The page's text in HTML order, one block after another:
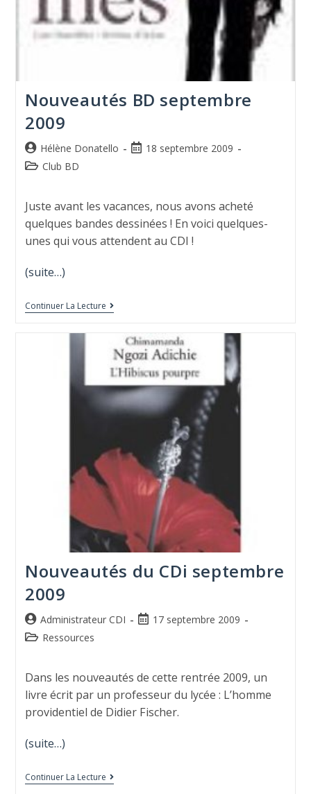
Nouveautés BD septembre
2009
Hélène Donatello
18 septembre 2009
Club BD
Juste avant les vacances, nous avons acheté
quelques bandes dessinées ! En voici quelques-
unes qui vous attendent au CDI !
(suite…)
Continuer La Lecture
Nouveautés du CDi septembre
2009
Administrateur CDI
17 septembre 2009
Ressources
Dans les nouveautés de cette rentrée 2009, un
livre écrit par un professeur du lycée : L’homme
providentiel de Didier Fischer.
(suite…)
Continuer La Lecture